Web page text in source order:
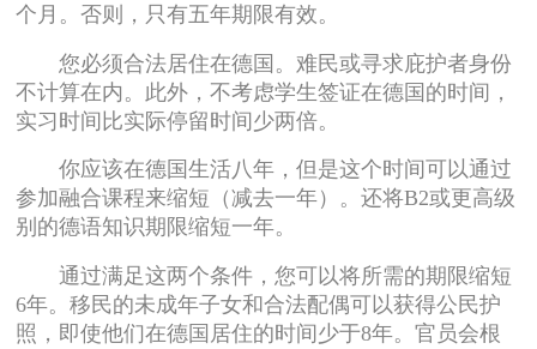
个月。否则，只有五年期限有效。
您必须合法居住在德国。难民或寻求庇护者身份
不计算在内。此外，不考虑学生签证在德国的时间，
实习时间比实际停留时间少两倍。
你应该在德国生活八年，但是这个时间可以通过
参加融合课程来缩短（减去一年）。还将B2或更高级
别的德语知识期限缩短一年。
通过满足这两个条件，您可以将所需的期限缩短
6年。移民的未成年子女和合法配偶可以获得公民护
照，即使他们在德国居住的时间少于8年。官员会根